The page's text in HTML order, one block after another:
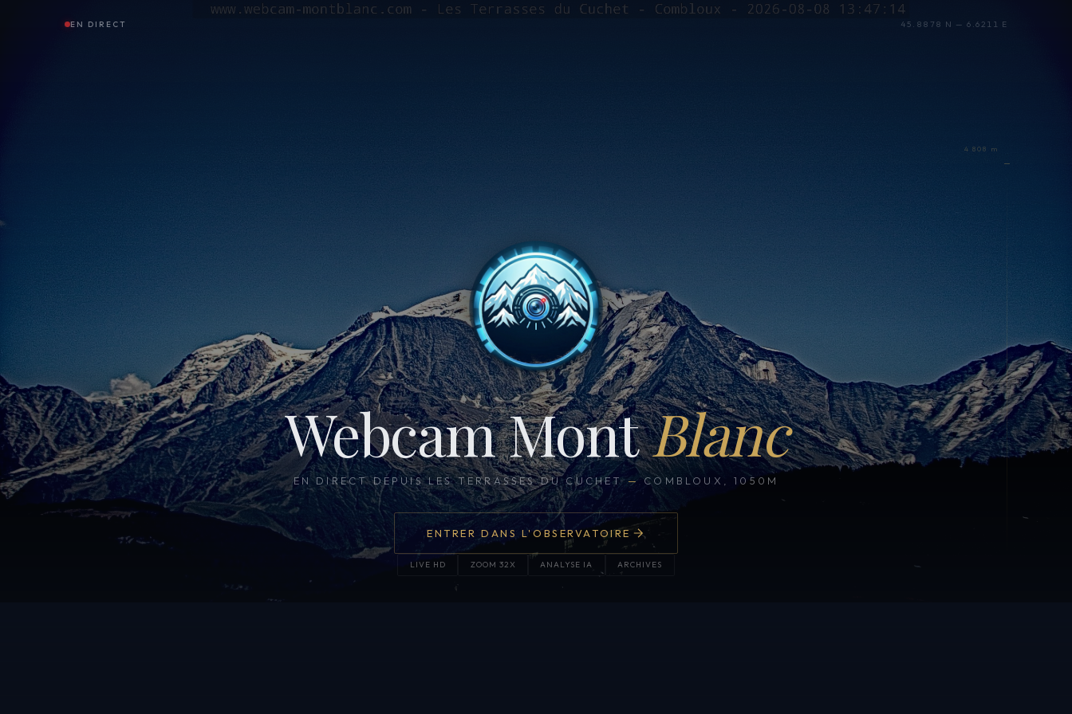
EN DIRECT 45.8878 N — 6.6211 E
Webcam MontBlanc
EN DIRECT DEPUIS LES TERRASSES DU CUCHET — COMBLOUX, 1050M
ENTRER DANS L'OBSERVATOIRE
LIVE HD ZOOM 32X ANALYSE IA ARCHIVES